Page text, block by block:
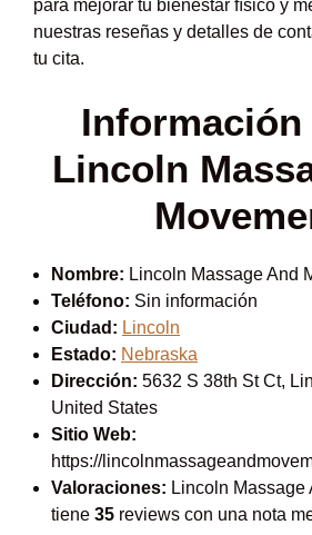
para mejorar tu bienestar físico y
nuestras reseñas y detalles de
tu cita.
Información
Lincoln
Nombre: Lincoln Massage And
Teléfono: Sin información
Ciudad: Lincoln
Estado: Nebraska
Dirección: 5632 S 38th St Ct,
United States
Sitio Web:
https://
Valoraciones: Lincoln Massage
tiene 35 reviews con una nota